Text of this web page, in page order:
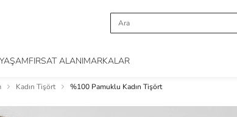
FIRSAT ALANIMARKALAR
Kadın Tişört %100 Pamuklu Kadın Tişört